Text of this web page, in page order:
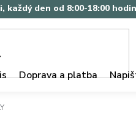
každý den od 8:00-18:00
Doprava a platba